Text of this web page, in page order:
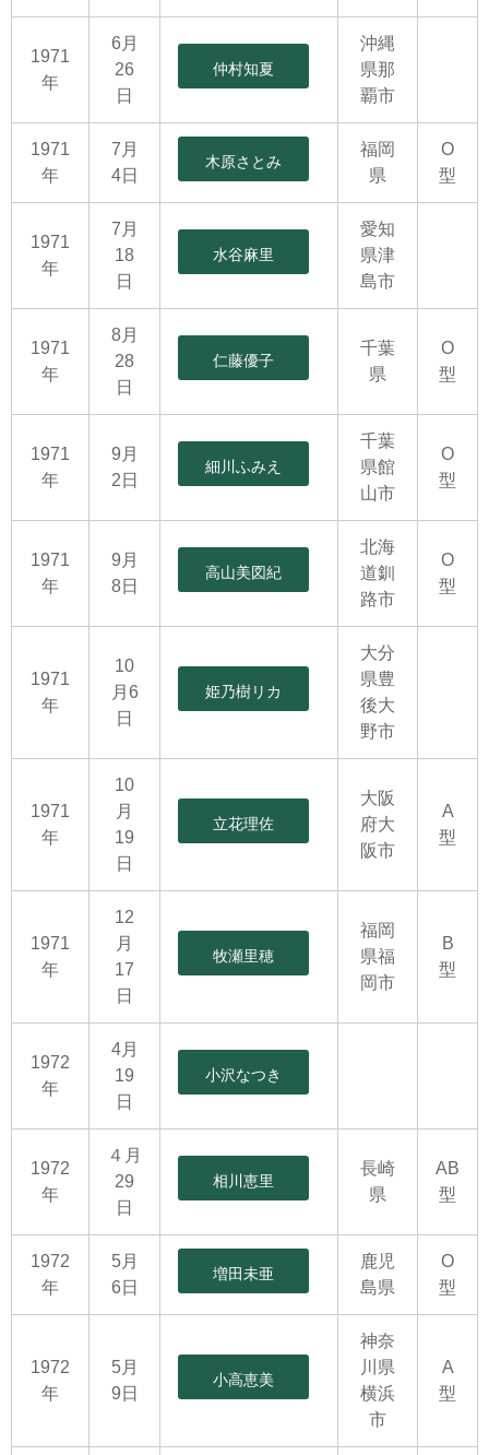
1971
年
6月
26
日
仲村知夏
沖縄
県那
覇市
1971
年
7月
4日
木原さとみ
福岡
県
O
型
1971
年
7月
18
日
水谷麻里
愛知
県津
島市
1971
年
8月
28
日
仁藤優子
千葉
県
O
型
1971
年
9月
2日
細川ふみえ
千葉
県館
山市
O
型
1971
年
9月
8日
高山美図紀
北海
道釧
路市
O
型
1971
年
10
月6
日
姫乃樹リカ
大分
県豊
後大
野市
1971
年
10
月
19
日
立花理佐
大阪
府大
阪市
A
型
1971
年
12
月
17
日
牧瀬里穂
福岡
県福
岡市
B
型
1972
年
4月
19
日
小沢なつき
1972
年
４月
29
日
相川恵里
長崎
県
AB
型
1972
年
5月
6日
増田未亜
鹿児
島県
O
型
1972
年
5月
9日
小高恵美
神奈
川県
横浜
市
A
型